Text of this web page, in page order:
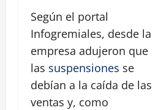
Según el portal
Infogremiales, desde la
empresa adujeron que
las suspensiones se
debían a la caída de las
ventas y, como